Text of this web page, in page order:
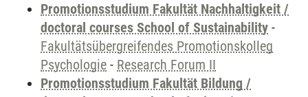
Promotionsstudium Fakultät Nachhaltigkeit /
doctoral courses School of Sustainability -
Fakultätsübergreifendes Promotionskolleg
Psychologie - Research Forum II
Promotionsstudium Fakultät Bildung /